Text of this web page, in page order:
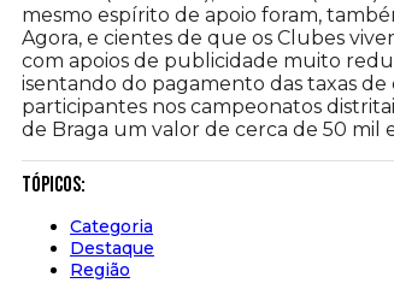
mesmo espírito de apoio foram,
Agora, e cientes de que os Clubes
com apoios de publicidade muito
isentando do pagamento das taxas
participantes nos campeonatos
de Braga um valor de cerca de 50 mil
Tópicos:
Categoria
Destaque
Região